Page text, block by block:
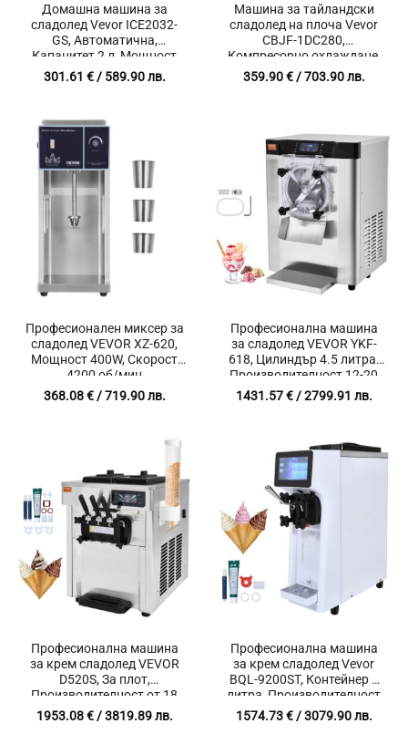
Домашна машина за
сладолед Vevor ICE2032-
GS, Автоматична,
Капацитет 2 л, Мощност
180 W
301.61 €/ 589.90 лв.
Машина за тайландски
сладолед на плоча Vevor
CBJF-1DC280,
Компресорно охлаждане,
Неръждаема стомана
359.90€/ 703.90 лв.
Професионален миксер за
сладолед VEVOR XZ-620,
Мощност 400W, Скорост
4200 об/мин
368.08€/ 719.90 лв.
Професионална машина
за сладолед VEVOR YKF-
618, Цилиндър 4.5 литра,
Производителност 12-20
литра/час , Неръждаема
стомана
1431.57€/ 2799.91 лв.
Професионална машина
за крем сладолед VEVOR
D520S, За плот,
Производителност от 18
до 28л/час, Контейнери 2 x
5.5 литра
1953.08€/ 3819.89 лв.
Професионална машина
за крем сладолед Vevor
BQL-9200ST, Контейнер 4
литра, Производителност
до 10 литра на час,
Замразяване за 15 минути
1574.73€/ 3079.90 лв.